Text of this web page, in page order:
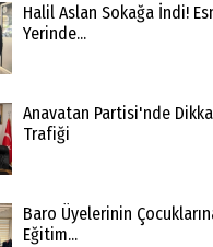
Halil Aslan Sokağa İndi!
Yerinde...
Anavatan Partisi'nde
Trafiği
Baro Üyelerinin
Eğitim...